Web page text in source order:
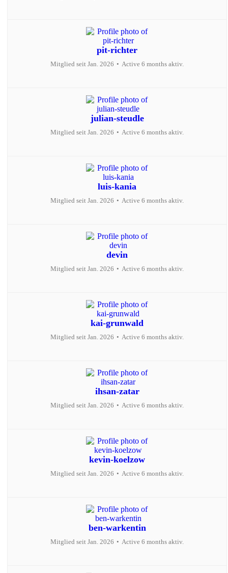
pit-richter
Mitglied seit Jan. 2026 • Active 6 months aktiv.
julian-steudle
Mitglied seit Jan. 2026 • Active 6 months aktiv.
luis-kania
Mitglied seit Jan. 2026 • Active 6 months aktiv.
devin
Mitglied seit Jan. 2026 • Active 6 months aktiv.
kai-grunwald
Mitglied seit Jan. 2026 • Active 6 months aktiv.
ihsan-zatar
Mitglied seit Jan. 2026 • Active 6 months aktiv.
kevin-koelzow
Mitglied seit Jan. 2026 • Active 6 months aktiv.
ben-warkentin
Mitglied seit Jan. 2026 • Active 6 months aktiv.